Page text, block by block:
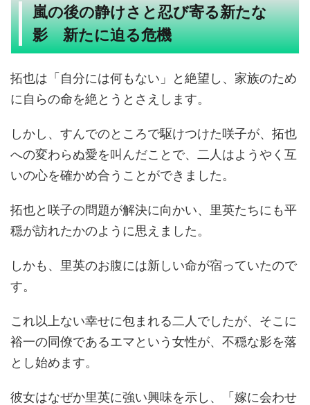
嵐の後の静けさと忍び寄る新たな
影 新たに迫る危機
拓也は「自分には何もない」と絶望し、家族のため
に自らの命を絶とうとさえします。
しかし、すんでのところで駆けつけた咲子が、拓也
への変わらぬ愛を叫んだことで、二人はようやく互
いの心を確かめ合うことができました。
拓也と咲子の問題が解決に向かい、里英たちにも平
穏が訪れたかのように思えました。
しかも、里英のお腹には新しい命が宿っていたので
す。
これ以上ない幸せに包まれる二人でしたが、そこに
裕一の同僚であるエマという女性が、不穏な影を落
とし始めます。
彼女はなぜか里英に強い興味を示し、「嫁に会わせ